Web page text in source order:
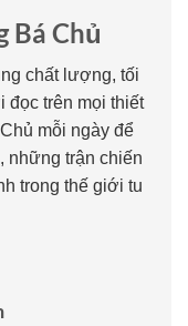
Bá Chủ
chất lượng, tối
đọc trên mọi thiết
mỗi ngày để
những trận chiến
trong thế giới tu